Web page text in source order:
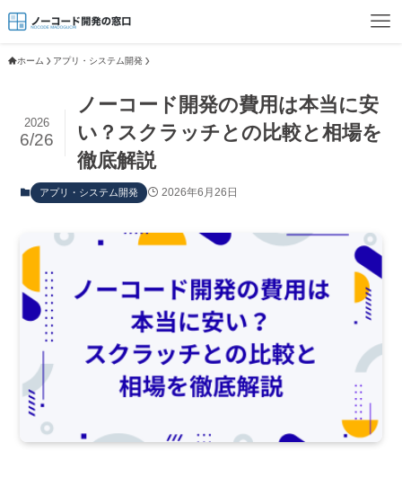
ホーム アプリ・システム開発
ノーコード開発の費用は本当に安
い？スクラッチとの比較と相場を
徹底解説
2026
6/26
アプリ・システム開発 2026年6月26日